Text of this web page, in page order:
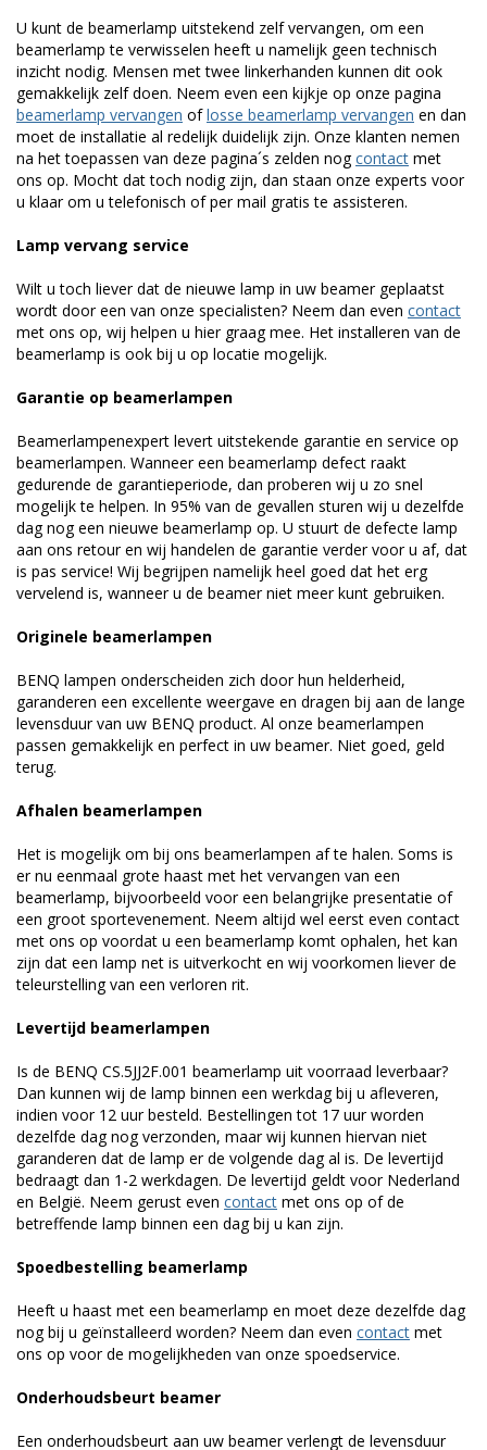
U kunt de beamerlamp uitstekend zelf vervangen, om een
beamerlamp te verwisselen heeft u namelijk geen technisch
inzicht nodig. Mensen met twee linkerhanden kunnen dit ook
gemakkelijk zelf doen. Neem even een kijkje op onze pagina
beamerlamp vervangen oflosse beamerlamp vervangen en dan
moet de installatie al redelijk duidelijk zijn. Onze klanten nemen
na het toepassen van deze pagina´s zelden nogcontact met
ons op. Mocht dat toch nodig zijn, dan staan onze experts voor
u klaar om u telefonisch of per mail gratis te assisteren.
Lamp vervang service
Wilt u toch liever dat de nieuwe lamp in uw beamer geplaatst
wordt door een van onze specialisten? Neem dan even contact
met ons op, wij helpen u hier graag mee. Het installeren van de
beamerlamp is ook bij u op locatie mogelijk.
Garantie op beamerlampen
Beamerlampenexpert levert uitstekende garantie en service op
beamerlampen. Wanneer een beamerlamp defect raakt
gedurende de garantieperiode, dan proberen wij u zo snel
mogelijk te helpen. In 95% van de gevallen sturen wij u dezelfde
dag nog een nieuwe beamerlamp op. U stuurt de defecte lamp
aan ons retour en wij handelen de garantie verder voor u af, dat
is pas service! Wij begrijpen namelijk heel goed dat het erg
vervelend is, wanneer u de beamer niet meer kunt gebruiken.
Originele beamerlampen
BENQ lampen onderscheiden zich door hun helderheid,
garanderen een excellente weergave en dragen bij aan de lange
levensduur van uw BENQ product. Al onze beamerlampen
passen gemakkelijk en perfect in uw beamer. Niet goed, geld
terug.
Afhalen beamerlampen
Het is mogelijk om bij ons beamerlampen af te halen. Soms is
er nu eenmaal grote haast met het vervangen van een
beamerlamp, bijvoorbeeld voor een belangrijke presentatie of
een groot sportevenement. Neem altijd wel eerst even contact
met ons op voordat u een beamerlamp komt ophalen, het kan
zijn dat een lamp net is uitverkocht en wij voorkomen liever de
teleurstelling van een verloren rit.
Levertijd beamerlampen
Is de BENQ CS.5JJ2F.001 beamerlamp uit voorraad leverbaar?
Dan kunnen wij de lamp binnen een werkdag bij u afleveren,
indien voor 12 uur besteld. Bestellingen tot 17 uur worden
dezelfde dag nog verzonden, maar wij kunnen hiervan niet
garanderen dat de lamp er de volgende dag al is. De levertijd
bedraagt dan 1-2 werkdagen. De levertijd geldt voor Nederland
en België. Neem gerust even contact met ons op of de
betreffende lamp binnen een dag bij u kan zijn.
Spoedbestelling beamerlamp
Heeft u haast met een beamerlamp en moet deze dezelfde dag
nog bij u geïnstalleerd worden? Neem dan even contact met
ons op voor de mogelijkheden van onze spoedservice.
Onderhoudsbeurt beamer
Een onderhoudsbeurt aan uw beamer verlengt de levensduur